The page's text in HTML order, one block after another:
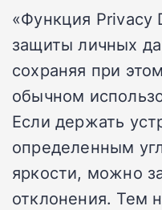
«Функция Privacy
защиты личных
сохраняя при
обычном
Если держать
определенным
яркости, можно
отклонения. Тем